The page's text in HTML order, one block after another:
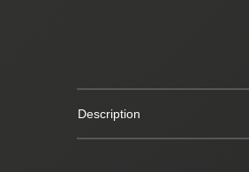
Description